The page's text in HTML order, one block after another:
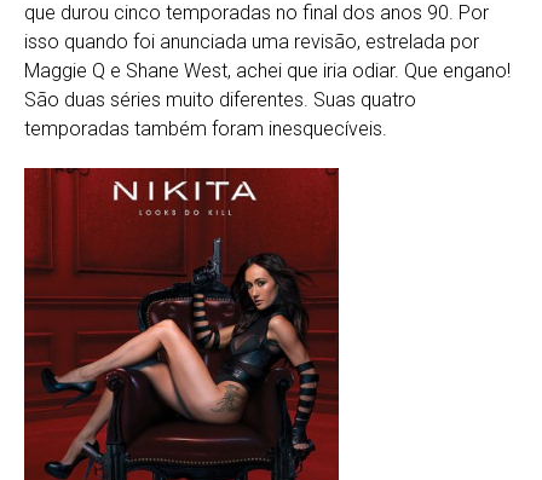
que durou cinco temporadas no final dos anos 90. Por
isso quando foi anunciada uma revisão, estrelada por
Maggie Q e Shane West, achei que iria odiar. Que engano!
São duas séries muito diferentes. Suas quatro
temporadas também foram inesquecíveis.